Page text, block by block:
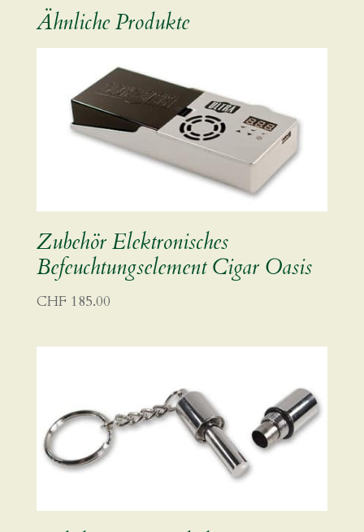
Ähnliche Produkte
Zubehör Elektronisches
Befeuchtungselement Cigar Oasis
CHF 185.00